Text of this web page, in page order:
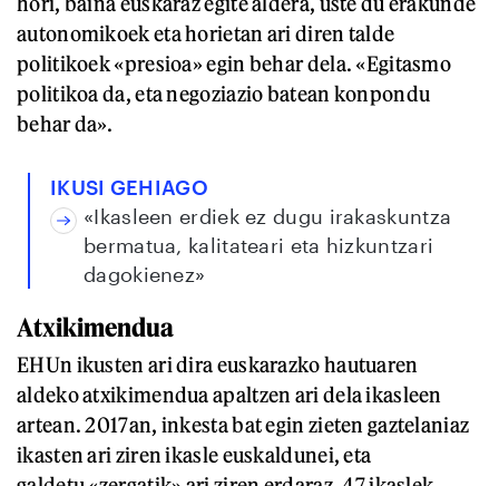
autonomikoek eta horietan ari diren talde
politikoek «presioa» egin behar dela. «Egitasmo
politikoa da, eta negoziazio batean konpondu
behar da».
IKUSI GEHIAGO
«Ikasleen erdiek ez dugu irakaskuntza
bermatua, kalitateari eta hizkuntzari
dagokienez»
Atxikimendua
EHUn ikusten ari dira euskarazko hautuaren
aldeko atxikimendua apaltzen ari dela ikasleen
artean. 2017an, inkesta bat egin zieten gaztelaniaz
ikasten ari ziren ikasle euskaldunei, eta